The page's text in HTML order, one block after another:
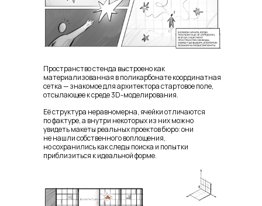
Её структура неравномерна, ячейки отличаются
по фактуре, а внутри некоторых из них можно
увидеть макеты реальных проектов бюро: они
не нашли собственного воплощения,
но сохранились как следы поиска и попытки
приблизиться к идеальной форме.
Пространство стенда выстроено как
материализованная в поликарбонате координатная
сетка — знакомое для архитектора стартовое поле,
отсылающее к среде 3D-моделирования.